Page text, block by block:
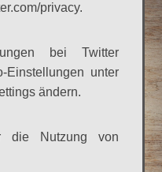
privacy.
bei Twitter
unter
ändern.
die Nutzung von